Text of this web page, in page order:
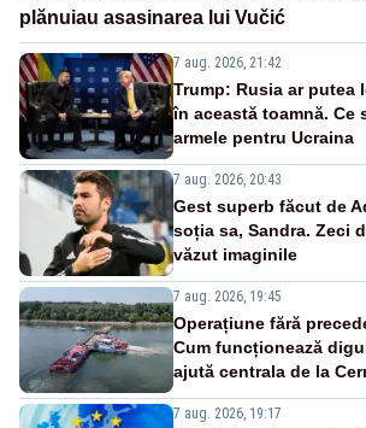
plănuiau asasinarea lui Vučić
7 aug. 2026, 21:42
Trump: Rusia ar putea
în această toamnă. Ce
armele pentru Ucraina
7 aug. 2026, 20:43
Gest superb făcut de
soția sa, Sandra. Zeci
văzut imaginile
7 aug. 2026, 19:45
Operațiune fără
Cum funcționează
ajută centrala de la
7 aug. 2026, 19:17